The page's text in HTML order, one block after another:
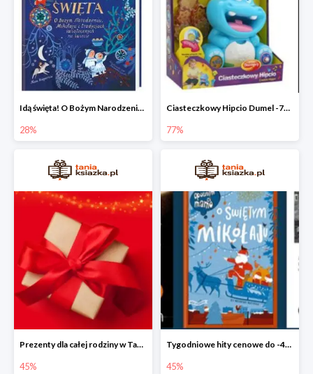
Idą święta! O Bożym Narodzeniu, Mikołaju i tradycjach świątecznych na świecie
28%
Ciasteczkowy Hipcio Dumel -77%
77%
Prezenty dla całej rodziny w Taniej Książce do -45%
45%
Tygodniowe hity cenowe do -45%
45%